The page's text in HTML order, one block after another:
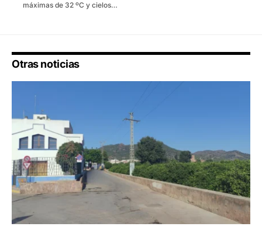
máximas de 32 ºC y cielos…
Otras noticias